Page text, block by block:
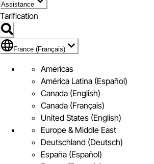
Assistance
Tarification
Pavillon de France (Français)
France (Français)
Americas
América Latina (Español)
Canada (English)
Canada (Français)
United States (English)
Europe & Middle East
Deutschland (Deutsch)
España (Español)